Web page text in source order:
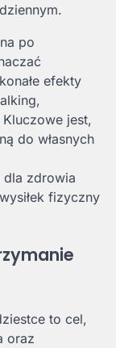
po
efekty
jest,
do własnych
dla zdrowia
fizyczny
to cel,
oraz